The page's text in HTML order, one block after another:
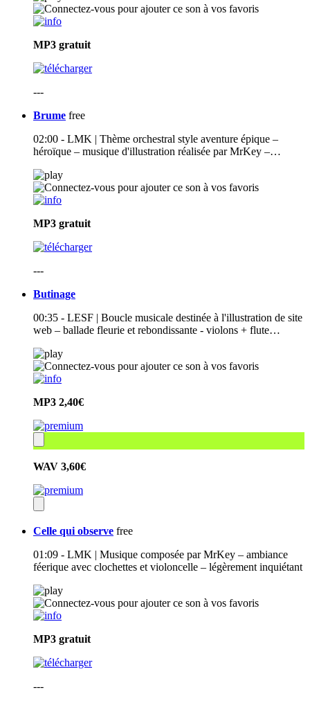
MP3 gratuit
---
Brume free
02:00 - LMK | Thème orchestral style aventure épique –
héroïque – musique d'illustration réalisée par MrKey –…
MP3 gratuit
---
Butinage
00:35 - LESF | Boucle musicale destinée à l'illustration de site
web – ballade fleurie et rebondissante - violons + flute…
MP3 2,40€
WAV 3,60€
Celle qui observe free
01:09 - LMK | Musique composée par MrKey – ambiance
féerique avec clochettes et violoncelle – légèrement inquiétant
MP3 gratuit
---